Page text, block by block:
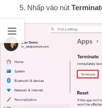
5. Nhấp vào nút